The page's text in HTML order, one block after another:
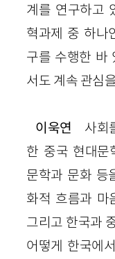
계를 연구하고
혁과제 중 하나
구를 수행한 바
서도 계속 관심
이욱연 사회
한 중국 현대문
문학과 문화 등
화적 흐름과 마
그리고 한국과
어떻게 한국에